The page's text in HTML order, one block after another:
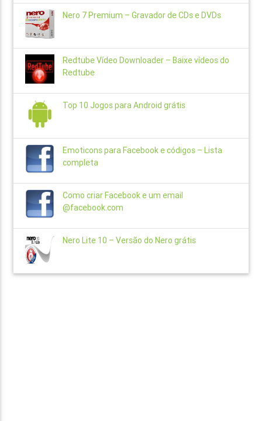
Nero 7 Premium – Gravador de CDs e DVDs
Redtube Vídeo Downloader – Baixe vídeos do
Redtube
Top 10 Jogos para Android grátis
Emoticons para Facebook e códigos – Lista
completa
Como criar Facebook e um email
@facebook.com
Nero Lite 10 – Versão do Nero grátis